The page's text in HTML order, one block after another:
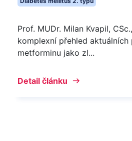
Prof. MUDr. Milan Kvapil,
komplexní přehled aktuálních
metforminu jako zl...
Detail článku